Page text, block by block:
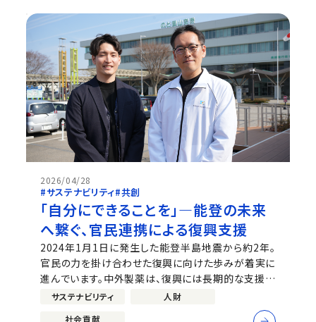
2026/04/28
#サステナビリティ#共創
「自分にできることを」―能登の未来
へ繋ぐ、官民連携による復興支援
2024年1月1日に発生した能登半島地震から約2年。
官民の力を掛け合わせた復興に向けた歩みが着実に
進んでいます。中外製薬は、復興には長期的な支援が
不可欠であると考え、2025年7月から「能登官民連携
復興センター」へ1年ごとに社員を派遣しています。今
サステナビリティ
人財
社会貢献